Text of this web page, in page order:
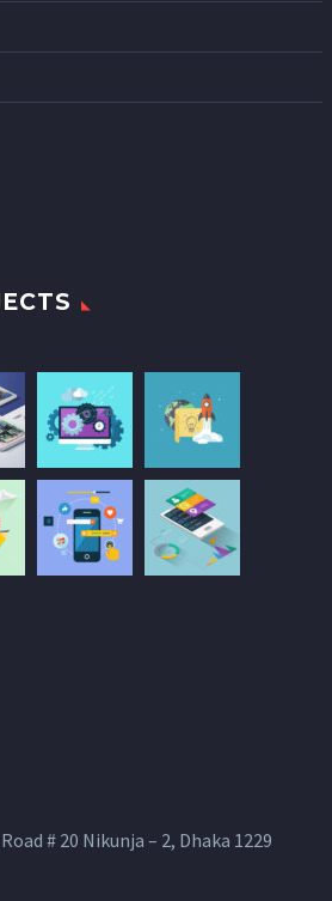
# 20 Nikunja – 2, Dhaka 1229